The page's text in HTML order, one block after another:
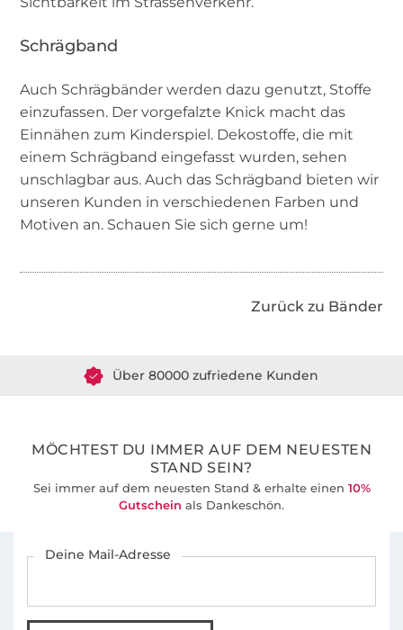
Schrägband
Auch Schrägbänder werden dazu genutzt, Stoffe
einzufassen. Der vorgefalzte Knick macht das
Einnähen zum Kinderspiel. Dekostoffe, die mit
einem Schrägband eingefasst wurden, sehen
unschlagbar aus. Auch das Schrägband bieten wir
unseren Kunden in verschiedenen Farben und
Motiven an. Schauen Sie sich gerne um!
Zurück zu Bänder
Über 1.8 Millionen Meter Stoff versandfertig
MÖCHTEST DU IMMER AUF DEM NEUESTEN
STAND SEIN?
Sei immer auf dem neuesten Stand & erhalte einen 10%
Gutschein als Dankeschön.
Deine Mail-Adresse